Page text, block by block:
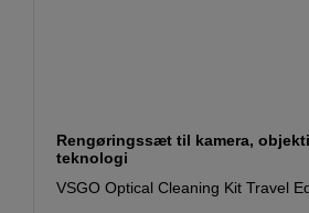
Rengøringssæt til kamera,
teknologi
VSGO Optical Cleaning Kit Travel